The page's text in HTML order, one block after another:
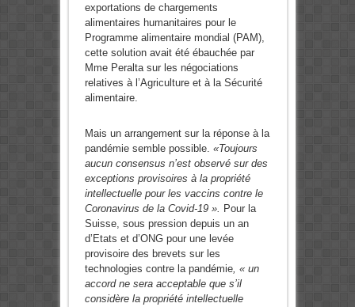
exportations de chargements
alimentaires humanitaires pour le
Programme alimentaire mondial (PAM),
cette solution avait été ébauchée par
Mme Peralta sur les négociations
relatives à l’Agriculture et à la Sécurité
alimentaire.
Mais un arrangement sur la réponse à la
pandémie semble possible. «Toujours
aucun consensus n’est observé sur des
exceptions provisoires à la propriété
intellectuelle pour les vaccins contre le
Coronavirus de la Covid-19 ». Pour la
Suisse, sous pression depuis un an
d’Etats et d’ONG pour une levée
provisoire des brevets sur les
technologies contre la pandémie, « un
accord ne sera acceptable que s’il
considère la propriété intellectuelle